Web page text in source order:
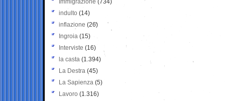
Immigrazione (734)
indulto (14)
inflazione (26)
Ingroia (15)
Interviste (16)
la casta (1.394)
La Destra (45)
La Sapienza (5)
Lavoro (1.316)